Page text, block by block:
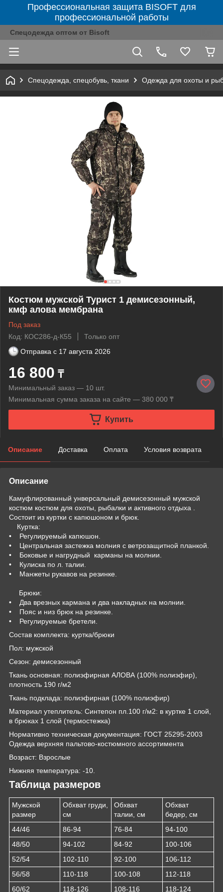
Профессиональная защита BISOFT для
профессиональной работы
Спецодежда оптом от Bisoft
Спецодежда, спецобувь, ткани Одежда для охоты и
Костюм мужской Турист 1 демисезонный,
кмф алова мембрана
Под заказ
Код: КОС286-д-К55
Только опт
Отправка с 17 августа 2026
16 800 ₸
Минимальный заказ — 10 шт.
Минимальная сумма заказа на сайте — 380 000 ₸
Купить
Описание Доставка Оплата Условия возврата
Описание
Камуфлированный унверсальный демисезонный мужской
костюм костюм для охоты, рыбалки и активного отдыха .
Состоит из куртки с капюшоном и брюк.
Куртка:
• Регулируемый капюшон.
• Центральная застежка молния с ветрозащитной планкой.
• Боковые и нагрудный карманы на молнии.
• Кулиска по л. талии.
• Манжеты рукавов на резинке.
Брюки:
• Два врезных кармана и два накладных на молнии.
• Пояс и низ брюк на резинке.
• Регулируемые бретели.
Состав комплекта: куртка/брюки
Пол: мужской
Сезон: демисезонный
Ткань основная: полиэфирная АЛОВА (100% полиэфир),
плотность 190 г/м2
Ткань подклада: полиэфирная (100% полиэфир)
Материал утеплитель: Синтепон пл.100 г/м2: в куртке 1 слой,
в брюках 1 слой (термостежка)
Нормативно техническая документация: ГОСТ 25295-2003
Одежда верхняя пальтово-костюмного ассортимента
Возраст: Взрослые
Нижняя температура: -10.
Таблица размеров
Мужской
размер
Обхват груди,
см
Обхват
талии, см
Обхват
бедер, см
44/46
86-94 76-84
94-100
48/50
94-102 84-92
100-106
52/54
102-110 92-100
106-112
56/58
110-118 100-108
112-118
60/62
118-126 108-116 118-124